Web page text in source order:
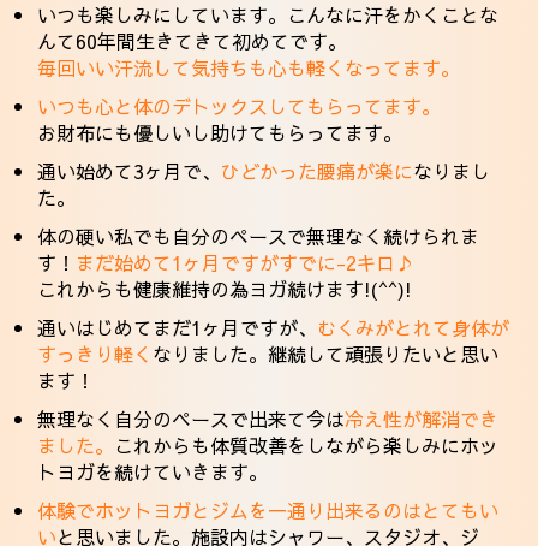
いつも楽しみにしています。こんなに汗をかくことな
んて60年間生きてきて初めてです。
毎回いい汗流して気持ちも心も軽くなってます。
いつも心と体のデトックスしてもらってます。
お財布にも優しいし助けてもらってます。
通い始めて3ヶ月で、 ひどかった腰痛が楽になりまし
た。
体の硬い私でも自分のペースで無理なく続けられま
す！ まだ始めて1ヶ月ですがすでに-2キロ♪
これからも健康維持の為ヨガ続けます!(^^)!
通いはじめてまだ1ヶ月ですが、 むくみがとれて身体が
すっきり軽く なりました。継続して頑張りたいと思い
ます！
無理なく自分のペースで出来て今は冷え性が解消でき
ました。 これからも体質改善をしながら楽しみにホッ
トヨガを続けていきます。
体験でホットヨガとジムを一通り出来るのはとてもい
いと思いました。施設内はシャワー、スタジオ、ジ